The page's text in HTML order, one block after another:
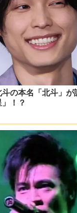
の本名「北斗」が
！？